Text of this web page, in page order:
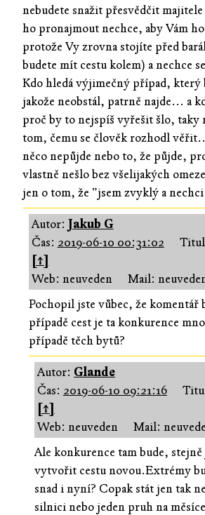
nebudete snažit přesvědčit
ho pronajmout nechce, aby Vám
protože Vy zrovna stojíte před
budete mít cestu kolem) a nechce
Kdo hledá výjimečný případ, který
jakože neobstál, patrně najde... a
proč by to nejspíš vyřešit šlo, taky
tom, čemu se člověk rozhodl
něco nepůjde nebo to, že půjde,
vlastně nešlo bez všelijakých
jen o tom, že "jsem zvyklý a
Autor: Jakub G
Čas: 2019-06-10 00:31:02
[↑]
Web: neuveden
Mail:
Pochopil jste vůbec, že komentář
případě cest je ta konkurence
případě těch bytů?
Autor: Glande
Čas: 2019-06-10 09:21:16
[↑]
Web: neuveden
Mail:
Ale konkurence tam bude,
vytvořit cestu novou.Extrémy
snad i nyní? Copak stát jen tak
silnici nebo jeden pruh na